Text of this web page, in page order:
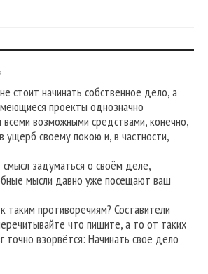
стоит начинать собственное дело, а
проекты однозначно
возможными средствами, конечно,
ущерб своему покою и, в частности,
задуматься о своём деле,
мысли давно уже посещают ваш
таким противоречиям? Составители
что пишите, а то от таких
точно взорвётся: Начинать свое дело